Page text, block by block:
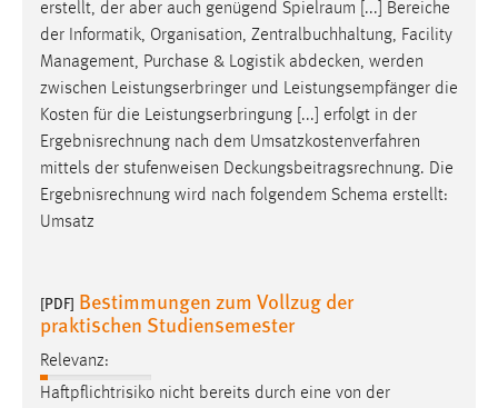
erstellt, der aber auch genügend Spielraum [...] Bereiche
der Informatik, Organisation, Zentralbuchhaltung, Facility
Management, Purchase & Logistik abdecken, werden
zwischen Leistungserbringer und Leistungsempfänger die
Kosten für die Leistungserbringung [...] erfolgt in der
Ergebnisrechnung nach dem Umsatzkostenverfahren
mittels der stufenweisen Deckungsbeitragsrechnung. Die
Ergebnisrechnung wird nach folgendem Schema erstellt:
Umsatz
[PDF] Bestimmungen zum Vollzug der
praktischen Studiensemester
Relevanz:
Haftpflichtrisiko nicht bereits durch eine von der
Zweck:
Zugriffsstatistik
Cookie Laufzeit:
Max. 13 Monate
MARKETING
Sie tun dies, indem sie Besucher über Websites
hinweg verfolgen.
Google Ads